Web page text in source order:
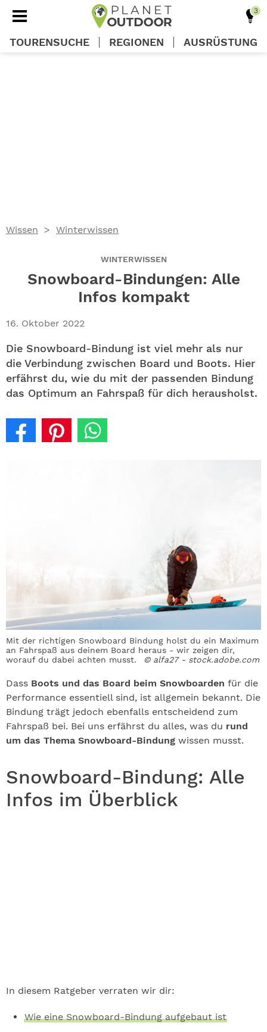
Wissen Winterwissen
WINTERWISSEN
Snowboard-Bindungen: Alle
Infos kompakt
16. Oktober 2022
Die Snowboard-Bindung ist viel mehr als nur
die Verbindung zwischen Board und Boots. Hier
erfährst du, wie du mit der passenden Bindung
das Optimum an Fahrspaß für dich herausholst.
Mit der richtigen Snowboard Bindung holst du ein Maximum
an Fahrspaß aus deinem Board heraus - wir zeigen dir,
worauf du dabei achten musst.
© alfa27 - stock.adobe.com
Dass Boots und das Board beim Snowboarden für die
Performance essentiell sind, ist allgemein bekannt. Die
Bindung trägt jedoch ebenfalls entscheidend zum
Fahrspaß bei. Bei uns erfährst du alles, was du rund
um das Thema Snowboard-Bindung wissen musst.
Snowboard-Bindung: Alle
Infos im Überblick
In diesem Ratgeber verraten wir dir:
Wie eine Snowboard-Bindung aufgebaut ist
TOURENSUCHE REGIONEN AUSRÜSTUNG
ALLE THEMEN
SHOP